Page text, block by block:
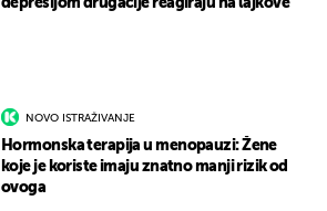
depresijom drugačije reagiraju na lajkove
NOVO ISTRAŽIVANJE
Hormonska terapija u menopauzi: Žene
koje je koriste imaju znatno manji rizik od
ovoga